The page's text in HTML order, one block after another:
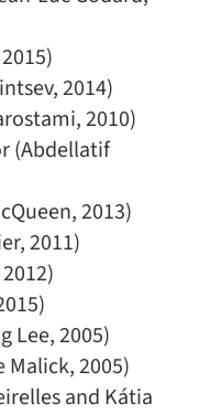
2014)
2010)
(Abdellatif
2013)
2011)
Lee, 2005)
Malick, 2005)
and Kátia